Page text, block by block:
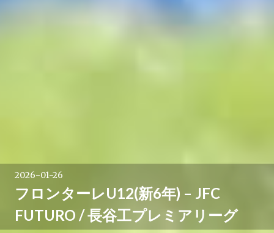
2026-01-26
フロンターレU12(新6年) – JFC
FUTURO / 長谷工プレミアリーグ